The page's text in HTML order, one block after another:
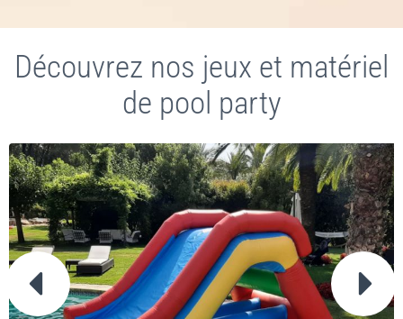
Découvrez nos jeux et matériel
de pool party
 